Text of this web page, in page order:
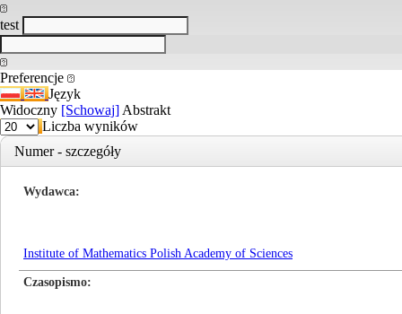
test
Preferencje
Język
Widoczny [Schowaj] Abstrakt
Liczba wyników
Numer - szczegóły
Wydawca
Institute of Mathematics Polish Academy of Sciences
Czasopismo